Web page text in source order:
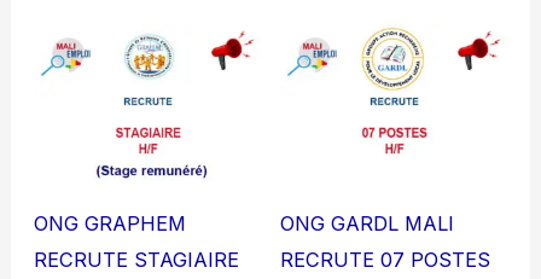
ONG GRAPHEM
RECRUTE STAGIAIRE
ONG GARDL MALI
RECRUTE 07 POSTES